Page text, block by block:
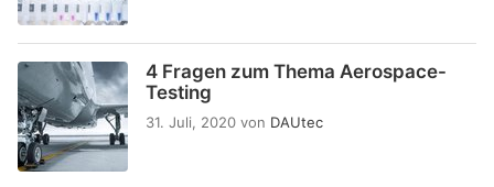
4 Fragen zum Thema Aerospace-
Testing
31. Juli, 2020 von DAUtec